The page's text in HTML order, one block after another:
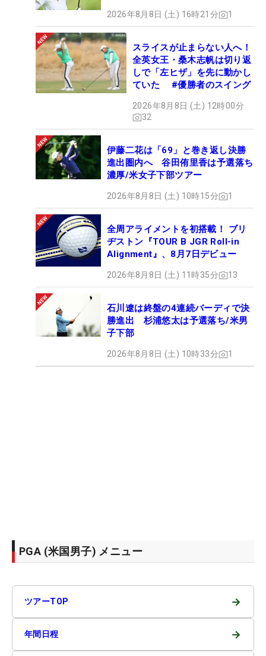
2026年8月8日 (土) 16時21分 1
スライスが止まらない人へ！
全英女王・桑木志帆は切り返
しで「左ヒザ」を先に動かし
ていた #優勝者のスイング
2026年8月8日 (土) 12時00分
32
伊藤二花は「69」と巻き返し決勝
進出圏内へ 谷田侑里香は予選落ち
濃厚/米女子下部ツアー
2026年8月8日 (土) 10時15分 1
全周アライメントを初搭載！ ブリ
ヂストン『TOUR B JGR Roll-in
Alignment』、8月7日デビュー
2026年8月8日 (土) 11時35分 13
石川遼は終盤の4連続バーディで決
勝進出 杉浦悠太は予選落ち/米男
子下部
2026年8月8日 (土) 10時33分 1
PGA (米国男子) メニュー
ツアーTOP →
年間日程 →